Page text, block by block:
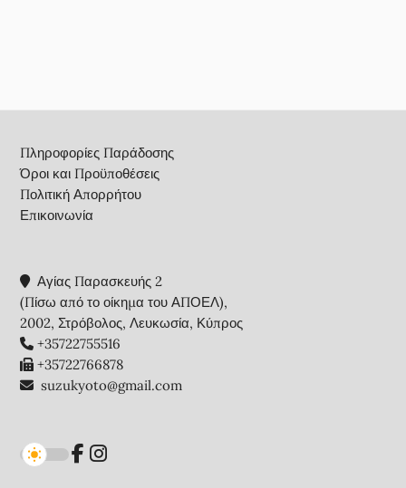
Πληροφορίες Παράδοσης
Όροι και Προϋποθέσεις
Πολιτική Απορρήτου
Επικοινωνία
Αγίας Παρασκευής 2
(Πίσω από το οίκημα του ΑΠΟΕΛ),
2002, Στρόβολος, Λευκωσία, Κύπρος
+35722755516
+35722766878
suzukyoto@gmail.com